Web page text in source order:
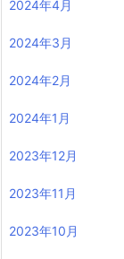
2024年4月
2024年3月
2024年2月
2024年1月
2023年12月
2023年11月
2023年10月